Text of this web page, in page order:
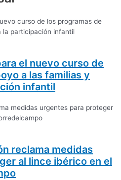
el nuevo curso de
a las familias y
infantil
reclama medidas
al lince ibérico en el